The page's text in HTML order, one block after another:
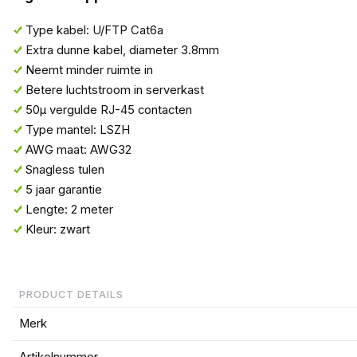
Type kabel: U/FTP Cat6a
Extra dunne kabel, diameter 3.8mm
Neemt minder ruimte in
Betere luchtstroom in serverkast
50µ vergulde RJ-45 contacten
Type mantel: LSZH
AWG maat: AWG32
Snagless tulen
5 jaar garantie
Lengte: 2 meter
Kleur: zwart
PRODUCT DETAILS
Merk